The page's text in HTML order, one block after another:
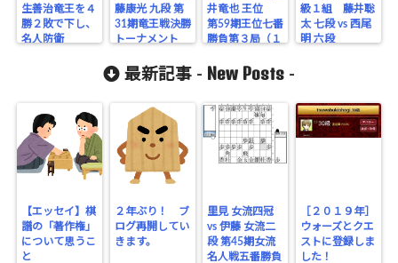
生善治竜王を４
勝２敗で下し、
名人防衛
藤康光 九段 第
31期竜王戦決勝
トーナメント
井竜也 王位
第59期王位七番
勝負第３局（１
級１組 藤井聡
太 七段 vs 西尾
明 六段
最新記事 - New Posts -
【エッセイ】棋
譜の「著作権」
について思うこ
と
２年ぶり！ ブ
ログ再開してい
きます。
里見 女流四冠
vs 伊藤 女流二
段 第45期女流
名人戦五番勝負
［２０１９年］
ウォーズとクエ
ストに登録しま
した！